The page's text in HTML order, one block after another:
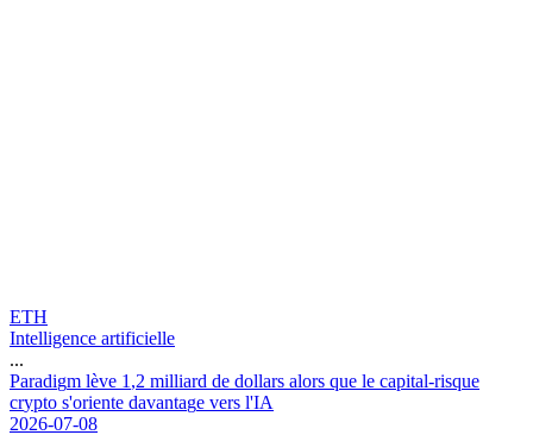
ETH
Intelligence artificielle
...
Paradigm lève 1 ,2 milliard de dollars alors que le capital-risque
crypto s'oriente davantage vers l'IA
2026-07-08